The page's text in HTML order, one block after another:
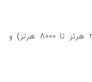
پخش صداهای با فرکانس‌های مختلف (250 هرتز تا 8000 هرتز) و